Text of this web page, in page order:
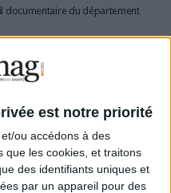
est notre priorité
ou accédons à des
que les cookies, et traitons
des identifiants uniques et
par un appareil pour des
documentaire du département